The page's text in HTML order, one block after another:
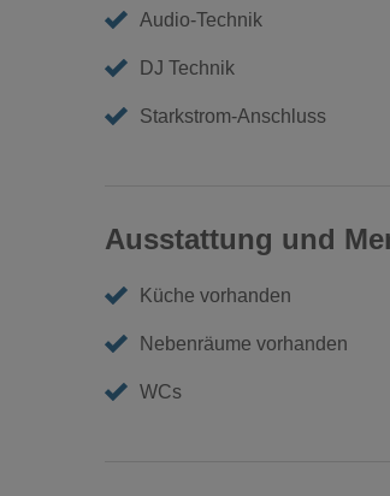
Audio-Technik
DJ Technik
Starkstrom-Anschluss
Ausstattung und
Küche vorhanden
Nebenräume vorhanden
WCs